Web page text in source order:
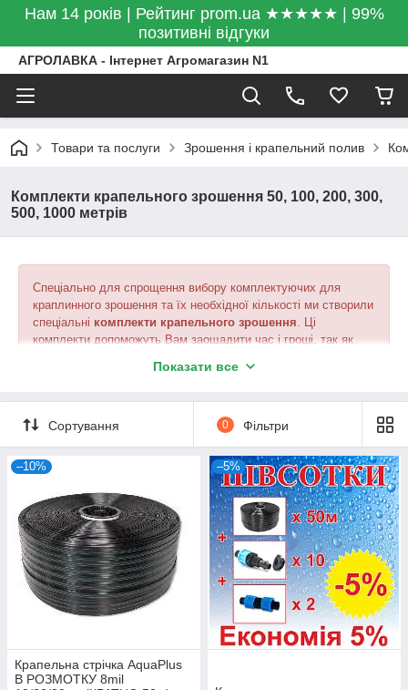
Нам 14 років | Рейтинг prom.ua ★★★★★ | 99%
позитивні відгуки
АГРОЛАВКА - Інтернет Агромагазин N1
Товари та послуги Зрошення і крапельний полив
Комплекти крапельного зрошення 50, 100, 200, 300,
500, 1000 метрів
Спеціально для спрощення вибору комплектуючих для
краплинного зрошення та їх необхідної кількості ми створили
спеціальні комплекти крапельного зрошення. Ці
комплекти допоможуть Вам заощадити час і гроші, так як
товарів, якщо замовляти їх окремо.Детальніше
Показати все
Сортування 0 Фільтри
–10%
Крапельна стрічка AquaPlus
В РОЗМОТКУ 8mil
–5%